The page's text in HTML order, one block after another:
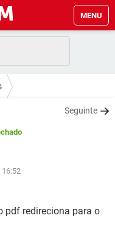
MENU
Seguinte
pdf redireciona para o